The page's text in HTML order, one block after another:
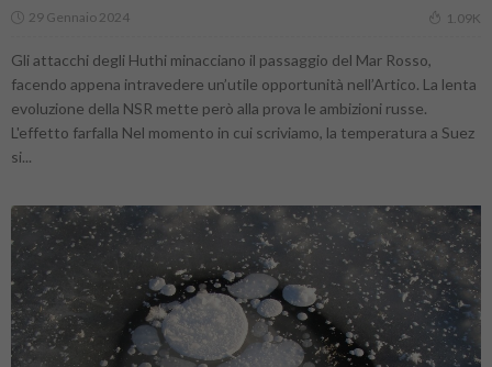
29 Gennaio 2024 1.09K
Gli attacchi degli Huthi minacciano il passaggio del Mar Rosso,
facendo appena intravedere un’utile opportunità nell’Artico. La lenta
evoluzione della NSR mette però alla prova le ambizioni russe.
L'effetto farfalla Nel momento in cui scriviamo, la temperatura a Suez
si...